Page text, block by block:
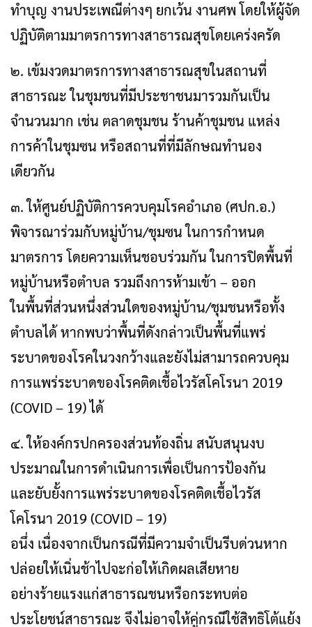
ทำบุญ งานประเพณีต่างๆ ยกเว้น งานศพ โดยให้ผู้จัด
ปฏิบัติตามมาตรการทางสาธารณสุขโดยเคร่งครัด
๒. เข้มงวดมาตรการทางสาธารณสุขในสถานที่
สาธารณะ ในชุมชนที่มีประชาชนมารวมกันเป็น
จำนวนมาก เช่น ตลาดชุมชน ร้านค้าชุมชน แหล่ง
การค้าในชุมซน หรือสถานที่ที่มีลักษณทำนอง
เดียวกัน
๓. ให้ศูนย์ปฏิบัติการควบคุมโรคอำเภอ (ศปก.อ.)
พิจารณาร่วมกับหมู่บ้าน/ชุมซน ในการกำหนด
มาตรการ โดยความเห็นชอบร่วมกัน ในการปิดพื้นที่
หมู่บ้านหรือตำบล รวมถึงการห้ามเข้า – ออก
ในพื้นที่ส่วนหนึ่งส่วนใดของหมู่บ้าน/ชุมชนหรือทั้ง
ตำบลได้ หากพบว่าพื้นที่ดังกล่าวเป็นพื้นที่แพร่
ระบาดของโรคในวงกว้างและยังไม่สามารถควบคุม
การแพร่ระบาดของโรคติดเชื้อไวรัสโคโรนา 2019
(COVID – 19) ได้
๔. ให้องค์กรปกครองส่วนท้องถิ่น สนับสนุนงบ
ประมาณในการดำเนินการเพื่อเป็นการป้องกัน
และยับยั้งการแพร่ระบาดของโรคติดเชื้อไวรัส
โคโรนา 2019 (COVID – 19)
อนึ่ง เนื่องจากเป็นกรณีที่มีความจำเป็นรีบด่วนหาก
ปล่อยให้เนิ่นช้าไปจะก่อให้เกิดผลเสียหาย
อย่างร้ายแรงแก่สาธารณชนหรือกระทบต่อ
ประโยชน์สาธารณะ จึงไม่อาจให้คู่กรณีใช้สิทธิโต้แย้ง